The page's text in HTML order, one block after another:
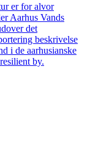
er for alvor
Aarhus Vands
det
beskrivelse
i de aarhusianske
by.